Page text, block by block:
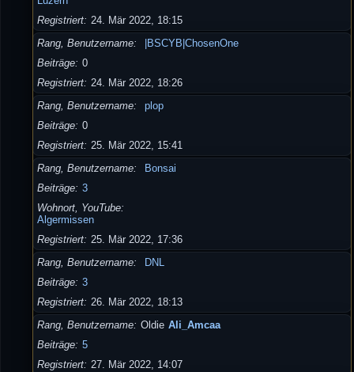
Registriert 24. Mär 2022, 18:15
Rang, Benutzername
|BSCYB|ChosenOne
Beiträge 0
Registriert 24. Mär 2022, 18:26
Rang, Benutzername
plop
Beiträge 0
Registriert 25. Mär 2022, 15:41
Rang, Benutzername
Bonsai
Beiträge 3
Wohnort, YouTube
Algermissen
Registriert 25. Mär 2022, 17:36
Rang, Benutzername
DNL
Beiträge 3
Registriert 26. Mär 2022, 18:13
Rang, Benutzername Oldie Ali_Amcaa
Beiträge 5
Registriert 27. Mär 2022, 14:07